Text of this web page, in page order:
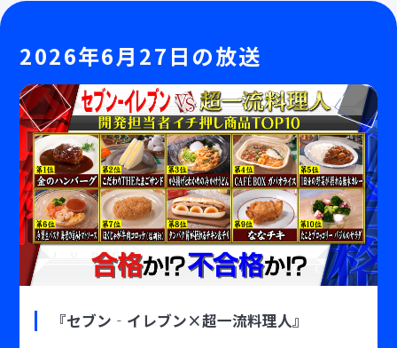
2026年6月27日の放送
『セブン‐イレブン×超一流料理人』